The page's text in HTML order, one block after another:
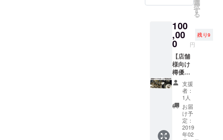
後にあ
らため
てご連
絡いた
します
クレ
ジット
につい
ては
ファン
ディン
グ終了
後にあ
らため
てご連
絡いた
しま
す。
製ス
カーを
進呈致
します
◎ギャ
ラ
リー・
パブの
どこか
にお名
前をク
レジッ
ト致し
ます ※
クレ
ジット
名）を
します
◎西池
袋マー
トウェ
ブサイ
ト上で
のバ
ナー
（小）
掲載と
外部
ウェブ
サイト
へリン
ク致し
選
択
す
る
100
,00
0 円
残り9
【店舗
様向け
樽優先
出荷
コー
ス】
made in
池袋の
クラフ
トビー
ルをオ
支援
者：
1人
お届
け予
定：
2019
年02